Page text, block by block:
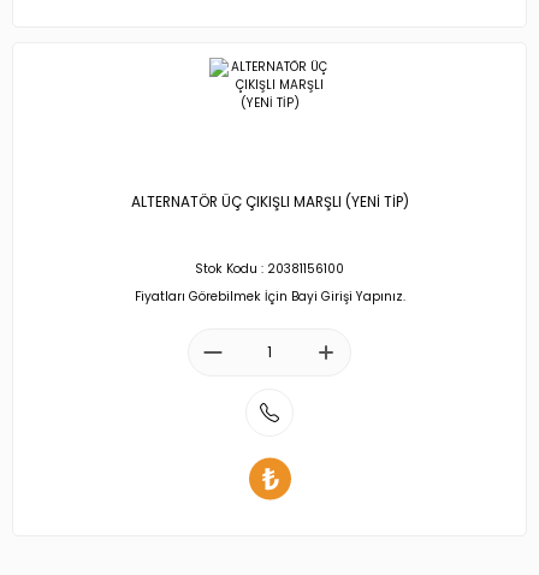
ALTERNATÖR ÜÇ ÇIKIŞLI MARŞLI (YENİ TİP)
Stok Kodu : 20381156100
Fiyatları Görebilmek İçin Bayi Girişi Yapınız.